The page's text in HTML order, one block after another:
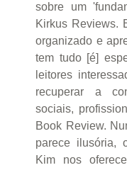
sobre um
Kirkus Reviews.
organizado e
tem tudo [é]
leitores
recuperar a
sociais,
Book Review.
parece ilusória,
Kim nos